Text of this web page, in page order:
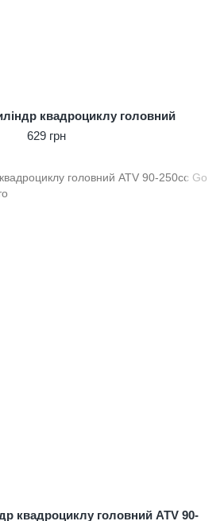
квадроциклу головний
629 грн
квадроциклу головний ATV 90-